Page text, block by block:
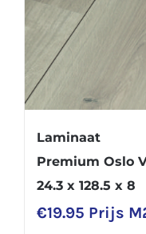
Laminaat
Premium Oslo
24.3 x 128.5 x 8
€19.95 Prijs